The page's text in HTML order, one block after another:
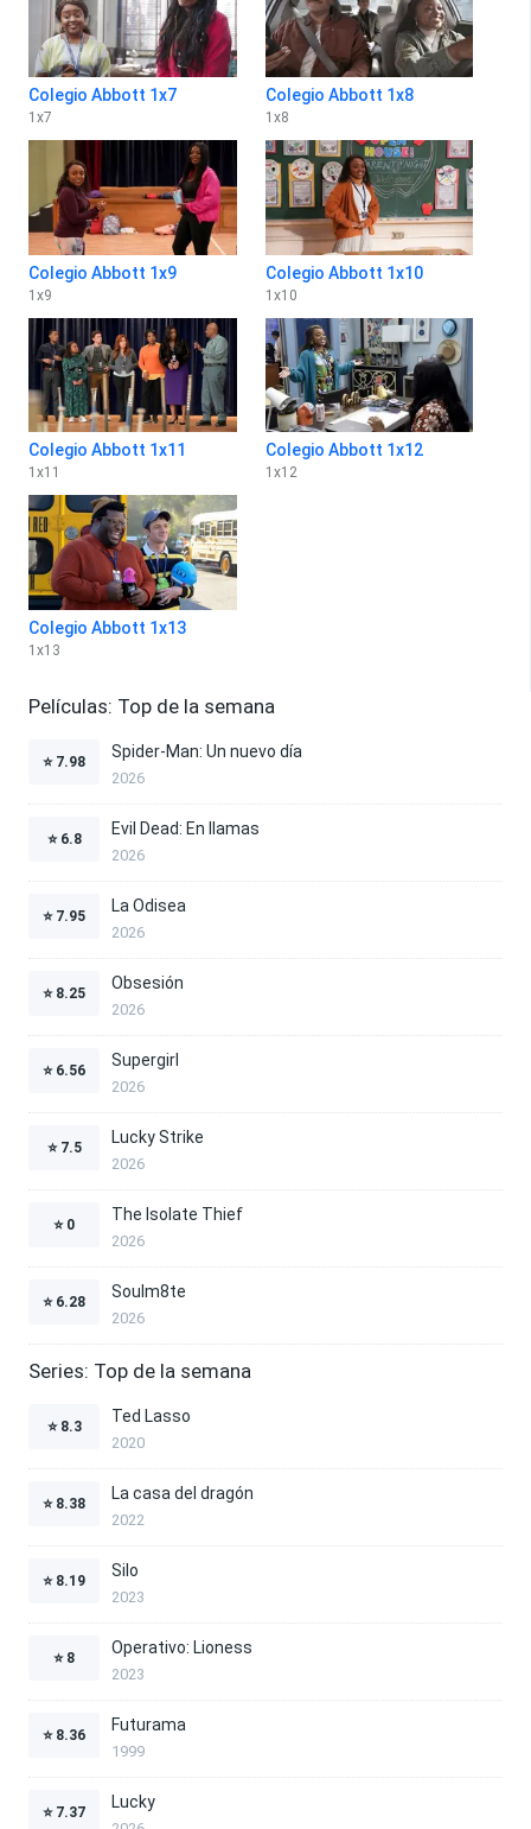
Colegio Abbott 1x7
1 x7
Colegio Abbott 1x8
1 x8
Colegio Abbott 1x9
1 x9
Colegio Abbott 1x10
1 x10
Colegio Abbott 1x11
1 x11
Colegio Abbott 1x12
1 x12
Colegio Abbott 1x13
1 x13
Películas: Top de la semana
⭐ 7.98
Spider-Man: Un nuevo día
2026
⭐ 6.8
Evil Dead: En llamas
2026
⭐ 7.95
La Odisea
2026
⭐ 8.25
Obsesión
2026
⭐ 6.56
Supergirl
2026
⭐ 7.5
Lucky Strike
2026
⭐ 0
The Isolate Thief
2026
⭐ 6.28
Soulm8te
2026
Series: Top de la semana
⭐ 8.3
Ted Lasso
2020
⭐ 8.38
La casa del dragón
2022
⭐ 8.19
Silo
2023
⭐ 8
Operativo: Lioness
2023
⭐ 8.36
Futurama
1999
⭐ 7.37
Lucky